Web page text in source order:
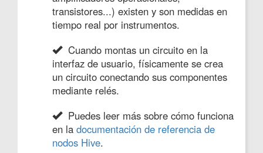
transistores...) existen y son medidas en
tiempo real por instrumentos.
Cuando montas un circuito en la
interfaz de usuario, físicamente se crea
un circuito conectando sus componentes
mediante relés.
Puedes leer más sobre cómo funciona
en la documentación de referencia de
nodos Hive.